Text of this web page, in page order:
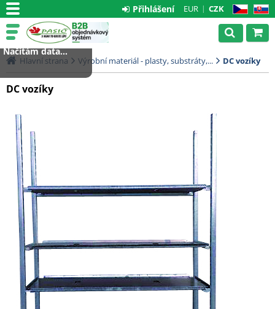
CZ SK
EUR CZK
Přihlášení
Hlavní strana Výrobní materiál - plasty, substráty,... DC vozíky
DC vozíky
Načítám data...